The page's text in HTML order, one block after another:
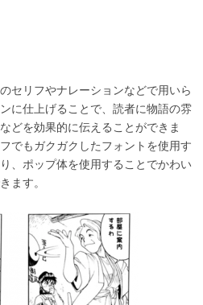
セリフやナレーションなどで用いら
に仕上げることで、読者に物語の雰
どを効果的に伝えることができま
でもガクガクしたフォントを使用す
、ポップ体を使用することでかわい
ます。